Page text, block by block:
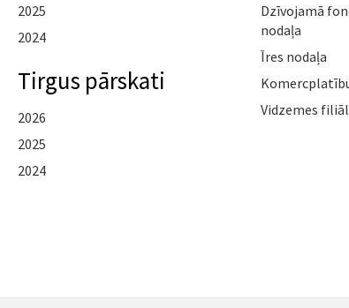
2025
2024
Tirgus pārskati
2026
2025
2024
Dzīvojamā
nodaļa
Īres nodaļa
Vidzemes